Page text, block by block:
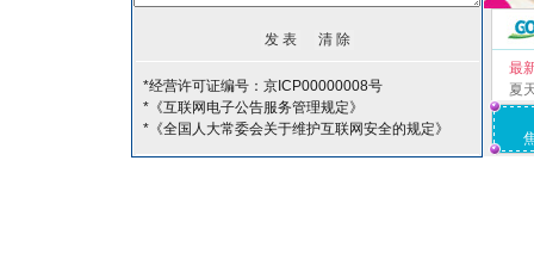
*经营许可证编号：京ICP00000008号
*《互联网电子公告服务管理规定》
*《全国人大常委会关于维护互联网安全的规定》
最
夏